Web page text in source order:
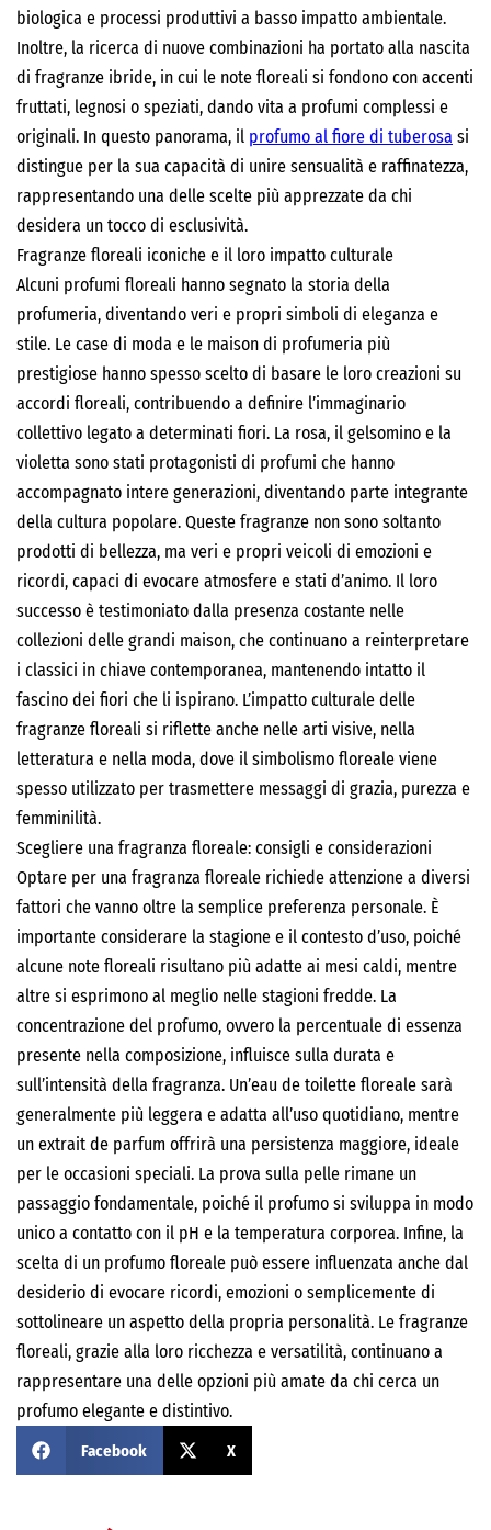
biologica e processi produttivi a basso impatto ambientale.
Inoltre, la ricerca di nuove combinazioni ha portato alla nascita
di fragranze ibride, in cui le note floreali si fondono con accenti
fruttati, legnosi o speziati, dando vita a profumi complessi e
originali. In questo panorama, il profumo al fiore di tuberosa si
distingue per la sua capacità di unire sensualità e raffinatezza,
rappresentando una delle scelte più apprezzate da chi
desidera un tocco di esclusività.
Fragranze floreali iconiche e il loro impatto culturale
Alcuni profumi floreali hanno segnato la storia della
profumeria, diventando veri e propri simboli di eleganza e
stile. Le case di moda e le maison di profumeria più
prestigiose hanno spesso scelto di basare le loro creazioni su
accordi floreali, contribuendo a definire l’immaginario
collettivo legato a determinati fiori. La rosa, il gelsomino e la
violetta sono stati protagonisti di profumi che hanno
accompagnato intere generazioni, diventando parte integrante
della cultura popolare. Queste fragranze non sono soltanto
prodotti di bellezza, ma veri e propri veicoli di emozioni e
ricordi, capaci di evocare atmosfere e stati d’animo. Il loro
successo è testimoniato dalla presenza costante nelle
collezioni delle grandi maison, che continuano a reinterpretare
i classici in chiave contemporanea, mantenendo intatto il
fascino dei fiori che li ispirano. L’impatto culturale delle
fragranze floreali si riflette anche nelle arti visive, nella
letteratura e nella moda, dove il simbolismo floreale viene
spesso utilizzato per trasmettere messaggi di grazia, purezza e
femminilità.
Scegliere una fragranza floreale: consigli e considerazioni
Optare per una fragranza floreale richiede attenzione a diversi
fattori che vanno oltre la semplice preferenza personale. È
importante considerare la stagione e il contesto d’uso, poiché
alcune note floreali risultano più adatte ai mesi caldi, mentre
altre si esprimono al meglio nelle stagioni fredde. La
concentrazione del profumo, ovvero la percentuale di essenza
presente nella composizione, influisce sulla durata e
sull’intensità della fragranza. Un’eau de toilette floreale sarà
generalmente più leggera e adatta all’uso quotidiano, mentre
un extrait de parfum offrirà una persistenza maggiore, ideale
per le occasioni speciali. La prova sulla pelle rimane un
passaggio fondamentale, poiché il profumo si sviluppa in modo
unico a contatto con il pH e la temperatura corporea. Infine, la
scelta di un profumo floreale può essere influenzata anche dal
desiderio di evocare ricordi, emozioni o semplicemente di
sottolineare un aspetto della propria personalità. Le fragranze
floreali, grazie alla loro ricchezza e versatilità, continuano a
rappresentare una delle opzioni più amate da chi cerca un
profumo elegante e distintivo.
Facebook X